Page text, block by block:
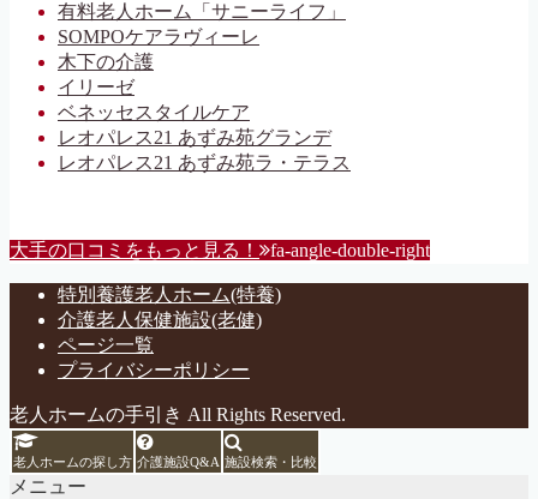
有料老人ホーム「サニーライフ」
SOMPOケアラヴィーレ
木下の介護
イリーゼ
ベネッセスタイルケア
レオパレス21 あずみ苑グランデ
レオパレス21 あずみ苑ラ・テラス
大手の口コミをもっと見る！ fa-angle-double-right
特別養護老人ホーム(特養)
介護老人保健施設(老健)
ページ一覧
プライバシーポリシー
老人ホームの手引き All Rights Reserved.
老人ホームの探し方 介護施設Q&A 施設検索・比較
メニュー